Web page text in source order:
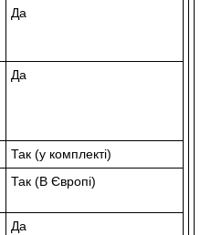
Да
Да
Так (у комплекті)
Так (В Європі)
Да